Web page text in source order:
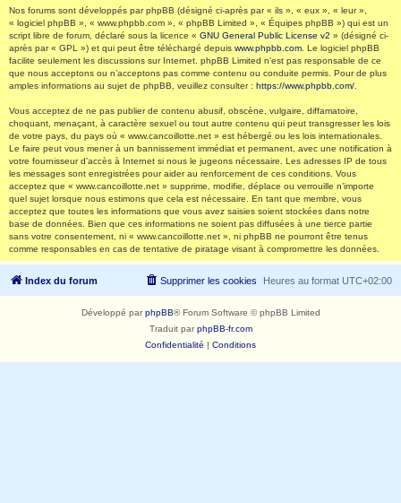
Nos forums sont développés par phpBB (désigné ci-après par « ils », « eux », « leur »,
« logiciel phpBB », « www.phpbb.com », « phpBB Limited », « Équipes phpBB ») qui est un
script libre de forum, déclaré sous la licence « GNU General Public License v2 » (désigné ci-
après par « GPL ») et qui peut être téléchargé depuis www.phpbb.com . Le logiciel phpBB
facilite seulement les discussions sur Internet. phpBB Limited n’est pas responsable de ce
que nous acceptons ou n’acceptons pas comme contenu ou conduite permis. Pour de plus
amples informations au sujet de phpBB, veuillez consulter : https://www.phpbb.com/
Vous acceptez de ne pas publier de contenu abusif, obscène, vulgaire, diffamatoire,
choquant, menaçant, à caractère sexuel ou tout autre contenu qui peut transgresser les lois
de votre pays, du pays où « www.cancoillotte.net » est hébergé ou les lois internationales.
Le faire peut vous mener à un bannissement immédiat et permanent, avec une notification à
votre fournisseur d’accès à Internet si nous le jugeons nécessaire. Les adresses IP de tous
les messages sont enregistrées pour aider au renforcement de ces conditions. Vous
acceptez que « www.cancoillotte.net » supprime, modifie, déplace ou verrouille n’importe
quel sujet lorsque nous estimons que cela est nécessaire. En tant que membre, vous
acceptez que toutes les informations que vous avez saisies soient stockées dans notre
base de données. Bien que ces informations ne soient pas diffusées à une tierce partie
sans votre consentement, ni « www.cancoillotte.net », ni phpBB ne pourront être tenus
comme responsables en cas de tentative de piratage visant à compromettre les données.
Index du forum Heures au format UTC+02:00
Supprimer les cookies
Développé parphpBB® Forum Software © phpBB Limited
Traduit parphpBB-fr.com
Confidentialité | Conditions